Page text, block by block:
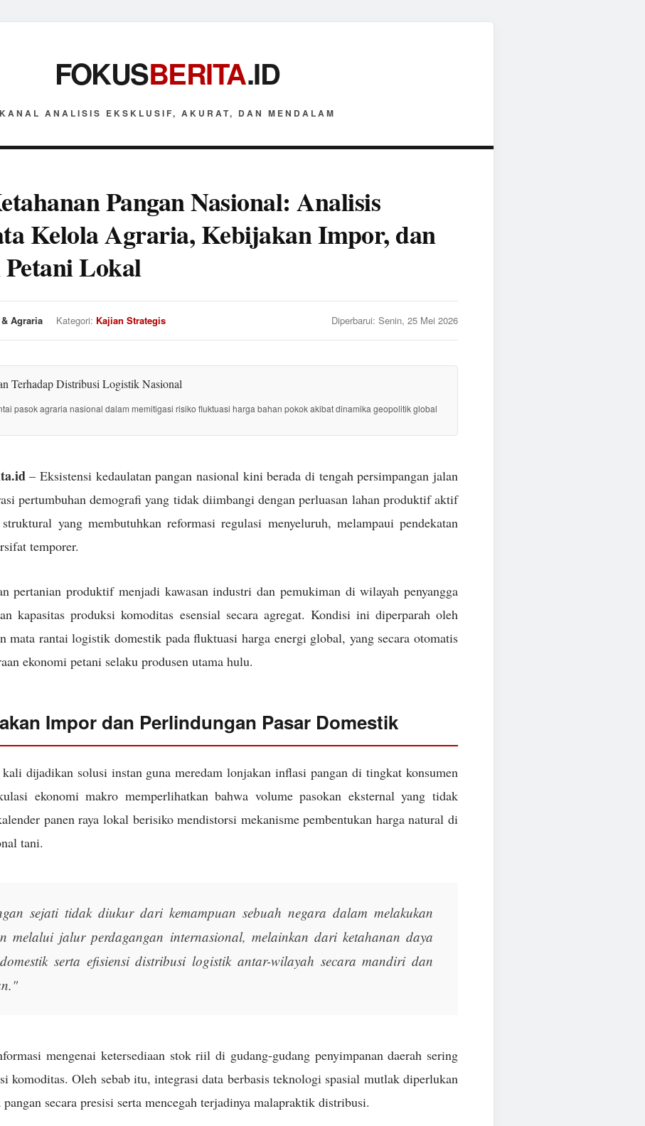
FOKUSBERITA.ID
KANAL ANALISIS EKSKLUSIF, AKURAT, DAN MENDALAM
Pangan Nasional: Analisis
Kelola Agraria, Kebijakan Impor, dan
Lokal
Agraria Kategori: Kajian Strategis Diperbarui: Senin, 25 Mei 2026
pasok agraria nasional dalam memitigasi risiko fluktuasi harga bahan pokok akibat dinamika geopolitik global
– Eksistensi kedaulatan pangan nasional kini berada di tengah persimpangan jalan
pertumbuhan demografi yang tidak diimbangi dengan perluasan lahan produktif aktif
yang membutuhkan reformasi regulasi menyeluruh, melampaui pendekatan
temporer.
pertanian produktif menjadi kawasan industri dan pemukiman di wilayah penyangga
kapasitas produksi komoditas esensial secara agregat. Kondisi ini diperparah oleh
mata rantai logistik domestik pada fluktuasi harga energi global, yang secara otomatis
ekonomi petani selaku produsen utama hulu.
Impor dan Perlindungan Pasar Domestik
dijadikan solusi instan guna meredam lonjakan inflasi pangan di tingkat konsumen
ekonomi makro memperlihatkan bahwa volume pasokan eksternal yang tidak
panen raya lokal berisiko mendistorsi mekanisme pembentukan harga natural di
tani.
sejati tidak diukur dari kemampuan sebuah negara dalam melakukan
melalui jalur perdagangan internasional, melainkan dari ketahanan daya
serta efisiensi distribusi logistik antar-wilayah secara mandiri dan
mengenai ketersediaan stok riil di gudang-gudang penyimpanan daerah sering
komoditas. Oleh sebab itu, integrasi data berbasis teknologi spasial mutlak diperlukan
pangan secara presisi serta mencegah terjadinya malapraktik distribusi.